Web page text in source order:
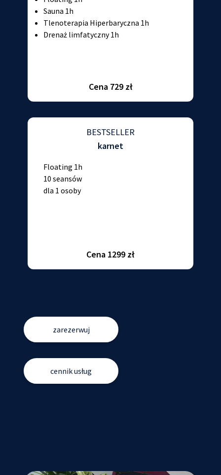
Sauna 1h
Tlenoterapia Hiperbaryczna 1h
Drenaż limfatyczny 1h
Cena 729 zł
BESTSELLER
karnet
Floating 1h
10 seansów
dla 1 osoby
Cena 1299 zł
zarezerwuj
cennik usług